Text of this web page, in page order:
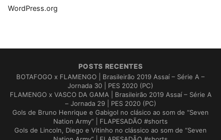
WordPress.org
POSTS RECENTES
BOTAFOGO x FLAMENGO | Brasileirão 2019 Assaí – Série A –
Jornada 30 | PES 2020 (PC)
FLAMENGO x VASCO DA GAMA | Brasileirão 2019 Assaí – Série A
– Jornada 29 | PES 2020 (PC)
Gols de Bruno Henrique e Gabigol no clásico ao som de “Seven
Nation Army” | FLAPESADÃO #shorts
Gols de Lincoln, Diego e Vitinho no clássico ao som de “Seven